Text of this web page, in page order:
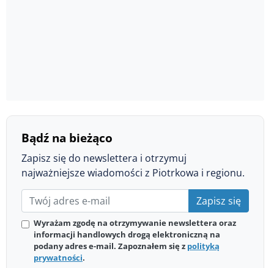
Bądź na bieżąco
Zapisz się do newslettera i otrzymuj
najważniejsze wiadomości z Piotrkowa i regionu.
Zapisz się
Wyrażam zgodę na otrzymywanie newslettera oraz
informacji handlowych drogą elektroniczną na
podany adres e-mail. Zapoznałem się z polityką
prywatności.